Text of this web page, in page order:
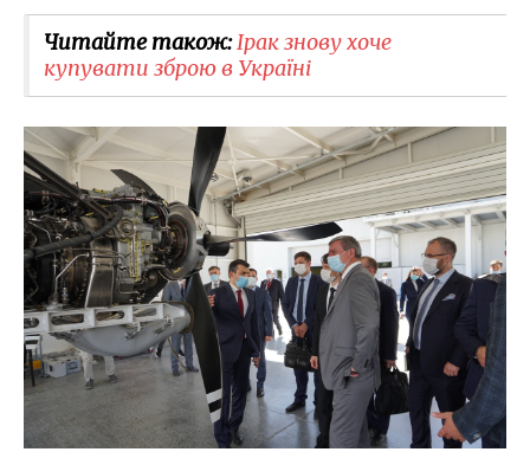
Читайте також:Ірак знову хоче
купувати зброю в Україні